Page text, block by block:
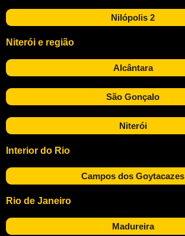
Nilópolis 2
Niterói e região
Alcântara
São Gonçalo
Niterói
Interior do Rio
Campos dos Goytacazes
Rio de Janeiro
Madureira